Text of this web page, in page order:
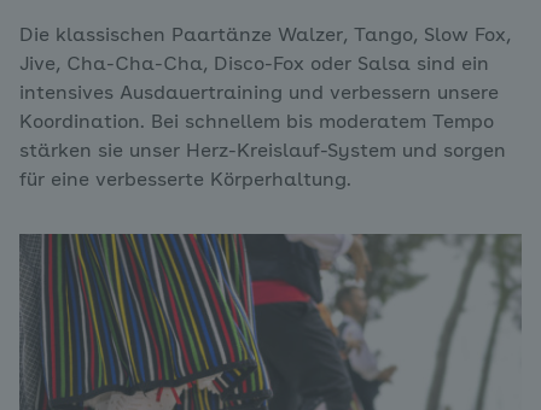
Die klassischen Paartänze Walzer, Tango, Slow Fox,
Jive, Cha-Cha-Cha, Disco-Fox oder Salsa sind ein
intensives Ausdauertraining und verbessern unsere
Koordination. Bei schnellem bis moderatem Tempo
stärken sie unser Herz-Kreislauf-System und sorgen
für eine verbesserte Körperhaltung.